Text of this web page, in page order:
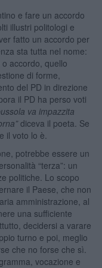
e fare un accordo
illustri politologi e
fatto un accordo per
sta tutta nel nome:
accordo, quello
di forme,
del PD in direzione
il PD ha perso voti
va impazzita
diceva il poeta. Se
il voto lo è.
potrebbe essere un
“terza”: un
politiche. Lo scopo
il Paese, che non
amministrazione, al
una sufficiente
decidersi a varare
turno e poi, meglio
che no forse che sì.
vocazione e